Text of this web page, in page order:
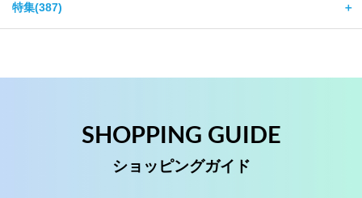
特集(387) ＋
SHOPPING GUIDE
ショッピングガイド